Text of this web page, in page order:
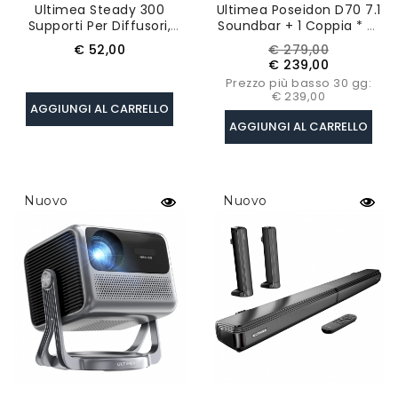
Ultimea Steady 300
Supporti Per Diffusori,
Compatibili Con La Serie
Poseidon - Nero
Prezzo
€ 52,00
AGGIUNGI AL CARRELLO
Ultimea Poseidon D70 7.1
Soundbar + 1 Coppia * Di
Supporti Per Diffusori
Steady 300,
Equalizzatore A 10 Bande
Prezzo
base
€ 279,00Prezzo
€ 239,00
Prezzo più basso 30 gg:
€ 239,00
AGGIUNGI AL CARRELLO
Nuovo Nuovo